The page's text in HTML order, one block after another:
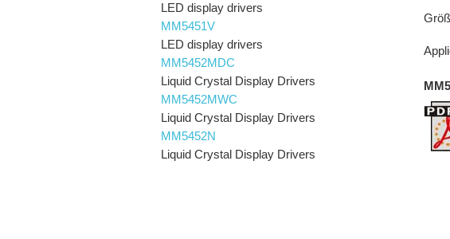
LED display drivers
MM5451V
LED display drivers
MM5452MDC
Liquid Crystal Display Drivers
MM5452MWC
Liquid Crystal Display Drivers
MM5452N
Liquid Crystal Display Drivers